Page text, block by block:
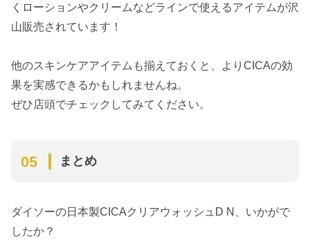
くローションやクリームなどラインで使えるアイテムが沢
山販売されています！
​他のスキンケアアイテムも揃えておくと、よりCICAの効
果を実感できるかもしれませんね。
ぜひ店頭でチェックしてみてください。
まとめ
ダイソーの日本製CICAクリアウォッシュD N、いかがで
したか？